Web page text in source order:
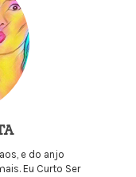
e do anjo
Eu Curto Ser